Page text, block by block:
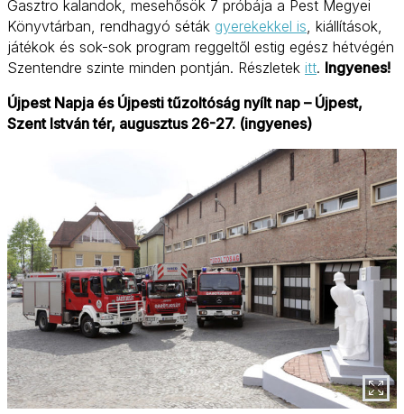
Gasztro kalandok, mesehősök 7 próbája a Pest Megyei
Könyvtárban, rendhagyó séták gyerekekkel is, kiállítások,
játékok és sok-sok program reggeltől estig egész hétvégén
Szentendre szinte minden pontján. Részletek itt. Ingyenes!
Újpest Napja és Újpesti tűzoltóság nyílt nap – Újpest,
Szent István tér, augusztus 26-27. (ingyenes)